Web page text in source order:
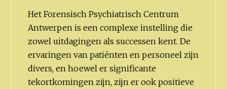
Het Forensisch Psychiatrisch Centrum
Antwerpen is een complexe instelling die
zowel uitdagingen als successen kent. De
ervaringen van patiënten en personeel zijn
divers, en hoewel er significante
tekortkomingen zijn, zijn er ook positieve